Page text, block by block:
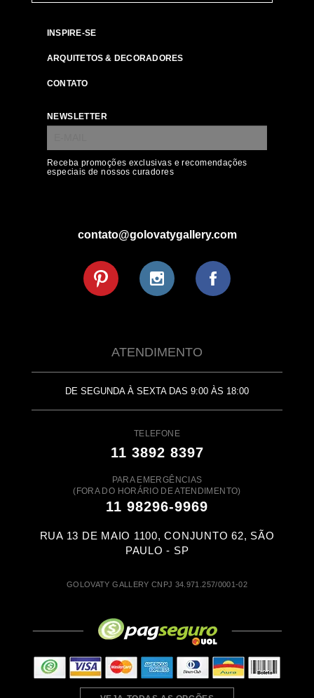
INSPIRE-SE
ARQUITETOS & DECORADORES
CONTATO
NEWSLETTER
Receba promoções exclusivas e recomendações
especiais de nossos curadores
contato@golovatygallery.com
ATENDIMENTO
DE SEGUNDA À SEXTA DAS 9:00 ÀS 18:00
TELEFONE
11 3892 8397
PARA EMERGÊNCIAS
(FORA DO HORÁRIO DE ATENDIMENTO)
11 98296-9969
RUA 13 DE MAIO 1100, CONJUNTO 62, SÃO
PAULO - SP
GOLOVATY GALLERY CNPJ 34.971.257/0001-02